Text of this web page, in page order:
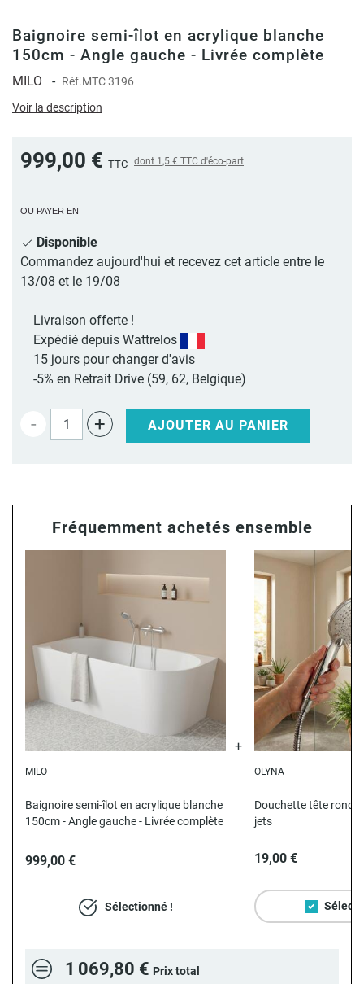
Baignoire semi-îlot en acrylique blanche
150cm - Angle gauche - Livrée complète
MILO - Réf.MTC 3196
Voir la description
999,00 € TTC dont 1,5 € TTC d'éco-part
OU PAYER EN
Disponible
Commandez aujourd'hui et recevez cet article entre le
13/08 et le 19/08
Livraison offerte !
Expédié depuis Wattrelos
15 jours pour changer d'avis
-5% en Retrait Drive (59, 62, Belgique)
- + AJOUTER AU PANIER
Fréquemment achetés ensemble
MILO
Baignoire semi-îlot en acrylique blanche
150cm - Angle gauche - Livrée complète
999,00 €
Sélectionné !
OLYNA
Douchette tête ronde
jets
19,00 €
1 069,80 € Prix total